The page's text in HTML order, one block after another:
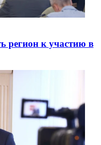
регион к участию в